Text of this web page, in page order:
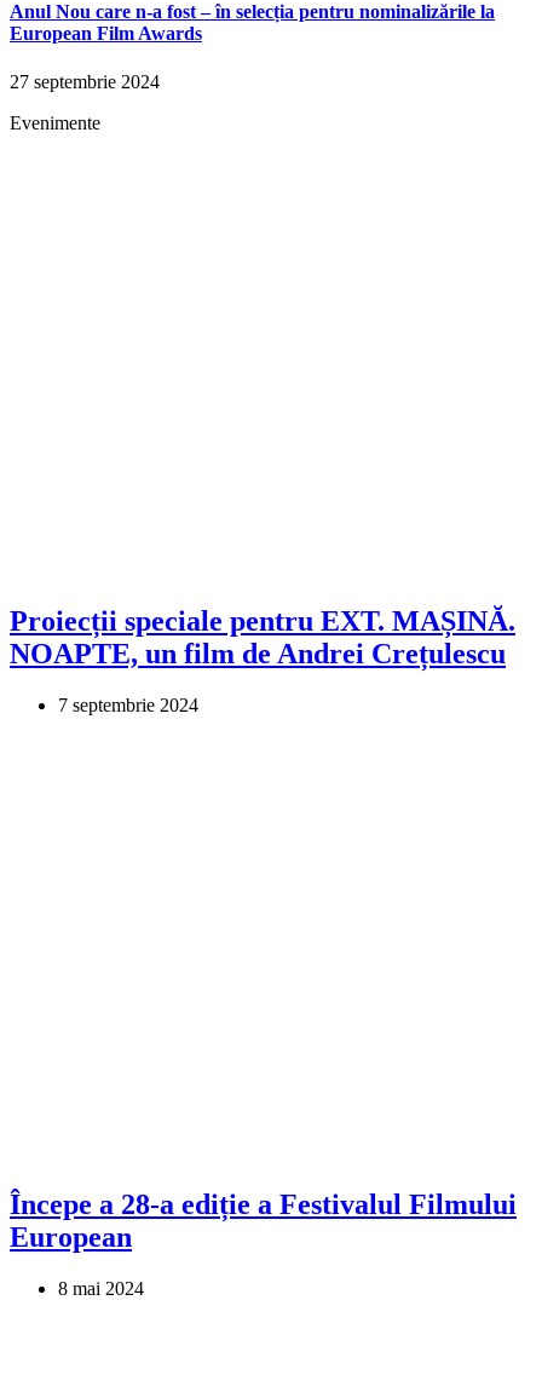
Anul Nou care n-a fost – în selecția pentru nominalizările la
European Film Awards
27 septembrie 2024
Evenimente
Proiecții speciale pentru EXT. MAȘINĂ.
NOAPTE, un film de Andrei Crețulescu
7 septembrie 2024
Începe a 28-a ediție a Festivalul Filmului
European
8 mai 2024